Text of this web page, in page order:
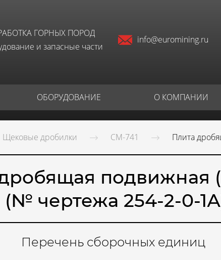
ГОРНЫХ ПОРОД
и запасные части
info@euromining.ru
ОБОРУДОВАНИЕ О КОМПАНИИ
Щековые дробилки СМ-741 Плита
подвижная
(№ чертежа 254-2-0-
Перечень сборочных единиц